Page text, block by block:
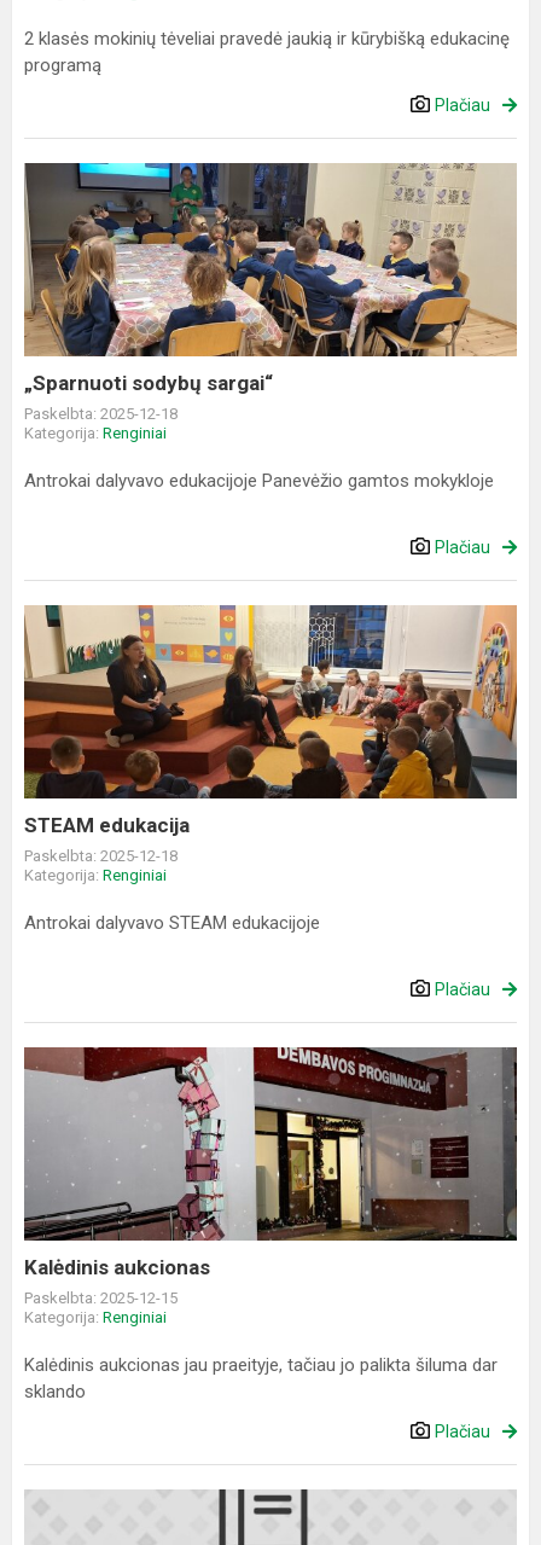
2 klasės mokinių tėveliai pravedė jaukią ir kūrybišką edukacinę
programą
Plačiau
„Sparnuoti
sodybų
sargai“
„Sparnuoti sodybų sargai“
Paskelbta: 2025-12-18
Kategorija: Renginiai
Antrokai dalyvavo edukacijoje Panevėžio gamtos mokykloje
Plačiau
STEAM
edukacija
STEAM edukacija
Paskelbta: 2025-12-18
Kategorija: Renginiai
Antrokai dalyvavo STEAM edukacijoje
Plačiau
Kalėdinis
aukcionas
Kalėdinis aukcionas
Paskelbta: 2025-12-15
Kategorija: Renginiai
Kalėdinis aukcionas jau praeityje, tačiau jo palikta šiluma dar
sklando
Plačiau
Projektas